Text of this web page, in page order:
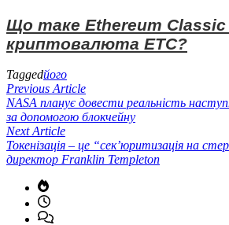
Що таке Ethereum Classic
криптовалюта ETC?
Taggedйого
Навігація
записів
Previous ArticlePrevious
article:
NASA планує довести реальність
за допомогою блокчейну
Next ArticleNext
article:
Токенізація – це “сек’юритизація на
директор Franklin Templeton